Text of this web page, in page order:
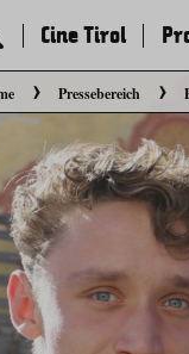
Pressebereich
Cine Tirol